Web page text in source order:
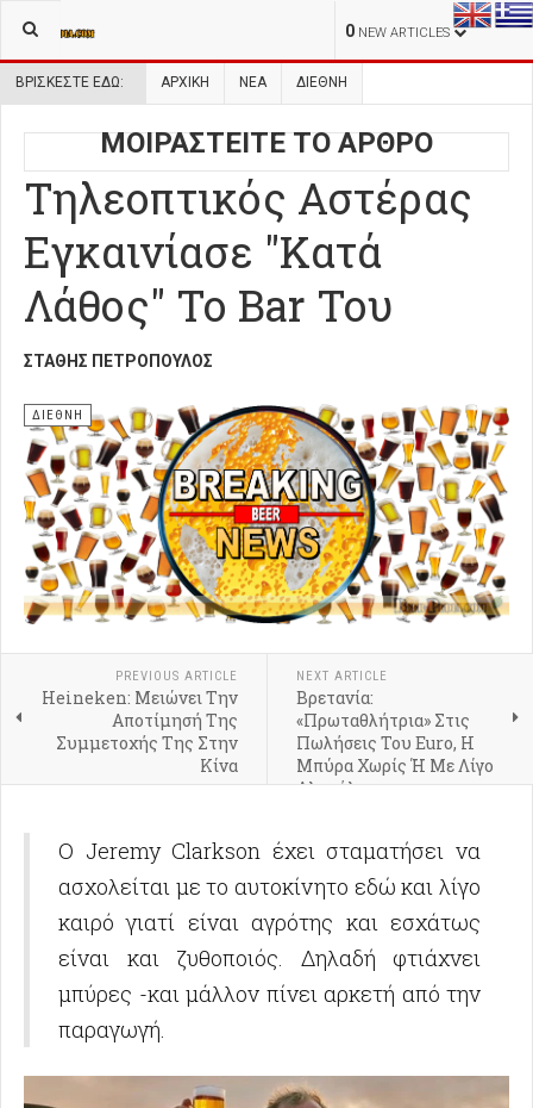
0 NEW ARTICLES
ΒΡΊΣΚΕΣΤΕ ΕΔΏ: ΑΡΧΙΚΉ ΝΕΑ ΔΙΕΘΝΗ
ΜΟΙΡΑΣΤΕΙΤΕ ΤΟ ΑΡΘΡΟ
Τηλεοπτικός Αστέρας
Εγκαινίασε "Κατά
Λάθος" Το Bar Του
ΣΤΆΘΗΣ ΠΕΤΡΌΠΟΥΛΟΣ
ΔΙΕΘΝΗ
PREVIOUS ARTICLE
Heineken: Μειώνει Την
Αποτίμησή Της
Συμμετοχής Της Στην
Κίνα
NEXT ARTICLE
Βρετανία:
«Πρωταθλήτρια» Στις
Πωλήσεις Του Euro, Η
Μπύρα Χωρίς Ή Με Λίγο
Αλκοόλ
Ο Jeremy Clarkson έχει σταματήσει να
ασχολείται με το αυτοκίνητο εδώ και λίγο
καιρό γιατί είναι αγρότης και εσχάτως
είναι και ζυθοποιός. Δηλαδή φτιάχνει
μπύρες -και μάλλον πίνει αρκετή από την
παραγωγή.